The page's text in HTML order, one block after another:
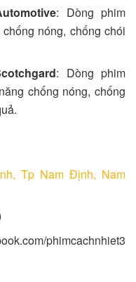
: Dòng phim
nóng, chống chói
: Dòng phim
chống nóng, chống
Tp Nam Định, Nam
phimcachnhiet3